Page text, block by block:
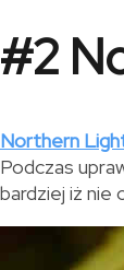
#2
Northern
Podczas
bardziej iż nie